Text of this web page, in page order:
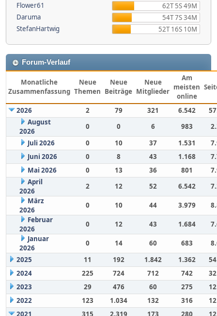
Flower61
62T 5S 49M
Daruma
54T 7S 34M
StefanHartwig
52T 16S 10M
Forum-Verlauf
Monatliche
Zusammenfassung
Neue
Themen
Neue
Beiträge
Neue
Mitglieder
Am
meisten
online
2026 2 79 321 6.542
August
2026
0 0 6 983
Juli 2026
0 10 37 1.531
Juni 2026
0 8 43 1.168
Mai 2026
0 13 36 801
April
2026
2 12 52 6.542
März
2026
0 10 44 3.979
Februar
2026
0 12 43 1.684
Januar
2026
0 14 60 683
2025
11 192 1.842 1.362
2024
225 724 712 742
2023
29 476 60 275
2022
123 1.034 132 316
2021
315 2.319 173 280